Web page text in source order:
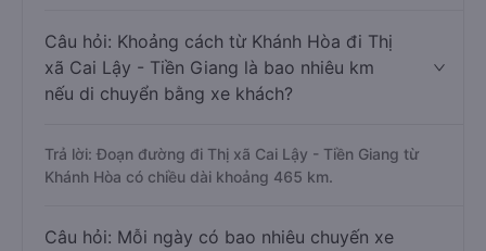
Câu hỏi: Khoảng cách từ Khánh Hòa đi Thị
xã Cai Lậy - Tiền Giang là bao nhiêu km
nếu di chuyển bằng xe khách?
Trả lời: Đoạn đường đi Thị xã Cai Lậy - Tiền Giang từ
Khánh Hòa có chiều dài khoảng 465 km.
Câu hỏi: Mỗi ngày có bao nhiêu chuyến xe